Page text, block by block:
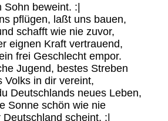
Sohn beweint. :|
pflügen, laßt uns bauen,
schafft wie nie zuvor,
eignen Kraft vertrauend,
frei Geschlecht empor.
Jugend, bestes Streben
Volks in dir vereint,
Deutschlands neues Leben,
Sonne schön wie nie
Deutschland scheint. :|